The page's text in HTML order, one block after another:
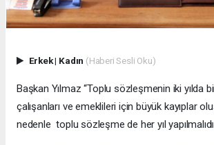
Erkek| Kadın (Haberi Sesli Oku)
Başkan Yılmaz “Toplu sözleşmenin iki yılda
çalışanları ve emeklileri için büyük kayıplar
nedenle toplu sözleşme de her yıl